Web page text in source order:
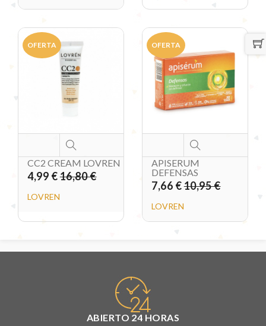
OFERTA
CC2 CREAM LOVREN
4,99 €16,80 €
LOVREN
OFERTA
APISERUM
DEFENSAS
7,66 €10,95 €
LOVREN
ABIERTO 24 HORAS